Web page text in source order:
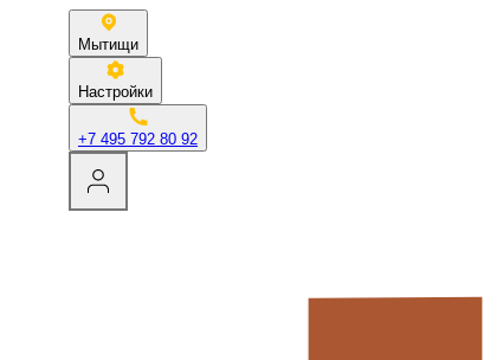
Мытищи
Настройки
+7 495 792 80 92